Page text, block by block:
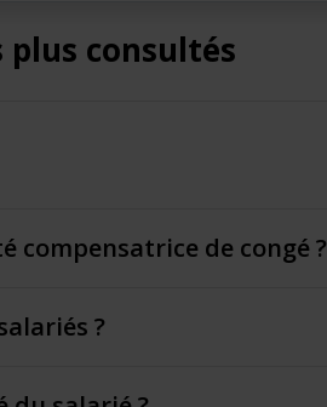
consultés
de congé ?
?